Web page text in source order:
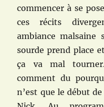
commencer à se
ces récits
ambiance malsaine
sourde prend place
ça va mal
comment du
n’est que le début